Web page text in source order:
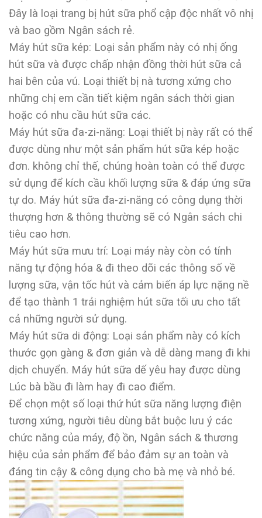
Đây là loại trang bị hút sữa phổ cập độc nhất vô nhị
và bao gồm Ngân sách rẻ.
Máy hút sữa kép: Loại sản phẩm này có nhị ống
hút sữa và được chấp nhận đồng thời hút sữa cả
hai bên của vú. Loại thiết bị nà tương xứng cho
những chị em cần tiết kiệm ngân sách thời gian
hoặc có nhu cầu hút sữa các.
Máy hút sữa đa-zi-năng: Loại thiết bị này rất có thể
được dùng như một sản phẩm hút sữa kép hoặc
đơn. không chỉ thế, chúng hoàn toàn có thể được
sử dụng để kích cầu khối lượng sữa & đáp ứng sữa
tự do. Máy hút sữa đa-zi-năng có công dụng thời
thượng hơn & thông thường sẽ có Ngân sách chi
tiêu cao hơn.
Máy hút sữa mưu trí: Loại máy này còn có tính
năng tự động hóa & đi theo dõi các thông số về
lượng sữa, vận tốc hút và cảm biến áp lực nặng nề
để tạo thành 1 trải nghiệm hút sữa tối ưu cho tất
cả những người sử dụng.
Máy hút sữa di động: Loại sản phẩm này có kích
thước gọn gàng & đơn giản và dễ dàng mang đi khi
dịch chuyển. Máy hút sữa dế yêu hay được dùng
Lúc bà bầu đi làm hay đi cao điểm.
Để chọn một số loại thứ hút sữa năng lượng điện
tương xứng, người tiêu dùng bắt buộc lưu ý các
chức năng của máy, độ ồn, Ngân sách & thương
hiệu của sản phẩm để bảo đảm sự an toàn và
đáng tin cậy & công dụng cho bà mẹ và nhỏ bé.